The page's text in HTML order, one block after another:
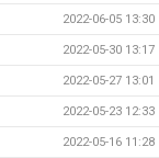
2022-06-05 13:30
2022-05-30 13:17
2022-05-27 13:01
2022-05-23 12:33
2022-05-16 11:28